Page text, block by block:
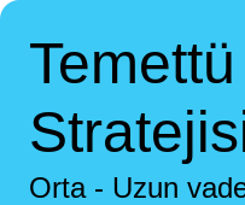
Temettü
Orta - Uzun